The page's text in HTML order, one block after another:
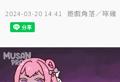
2024-03-20 14:41 遊戲角落／啄雞